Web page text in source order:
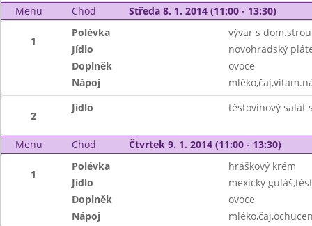
Menu Chod Středa 8. 1. 2014 (11:00 - 13:30)
1
Polévka
vývar s
Jídlo
novohradský
Doplněk
ovoce
Nápoj
2
Jídlo těstovinový salát
Menu Chod Čtvrtek 9. 1. 2014 (11:00 - 13:30)
1
Polévka
hráškový krém
Jídlo
mexický
Doplněk
ovoce
Nápoj